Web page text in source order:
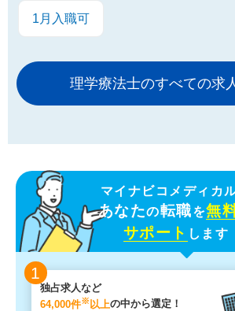
1月入職可
理学療法士のすべての求
マイナビコメディカ
あなたの転職を無
サポート します
1
独占求人など
64,000件※ 以上の中から選定！